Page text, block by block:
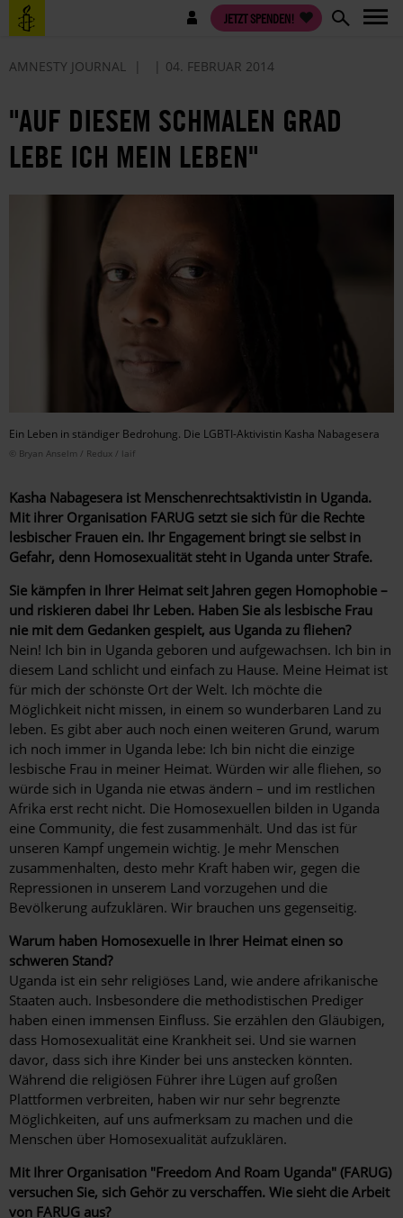
Direkt
zum
Benutzermenü JETZT SPENDEN!
AMNESTY JOURNAL 04. FEBRUAR 2014
"AUF DIESEM SCHMALEN GRAD
LEBE ICH MEIN LEBEN"
Ein Leben in ständiger Bedrohung. Die LGBTI-Aktivistin Kasha Nabagesera
© Bryan Anselm / Redux / laif
Kasha Nabagesera ist Menschenrechtsaktivistin in Uganda.
Mit ihrer Organisation FARUG setzt sie sich für die Rechte
lesbischer Frauen ein. Ihr Engagement bringt sie selbst in
Gefahr, denn Homosexualität steht in Uganda unter Strafe.
Sie kämpfen in Ihrer Heimat seit Jahren gegen Homophobie –
und riskieren dabei Ihr Leben. Haben Sie als lesbische Frau
nie mit dem Gedanken gespielt, aus Uganda zu fliehen?
Nein! Ich bin in Uganda geboren und aufgewachsen. Ich bin in
diesem Land schlicht und einfach zu Hause. Meine Heimat ist
für mich der schönste Ort der Welt. Ich möchte die
Möglichkeit nicht missen, in einem so wunderbaren Land zu
leben. Es gibt aber auch noch einen weiteren Grund, warum
ich noch immer in Uganda lebe: Ich bin nicht die einzige
lesbische Frau in meiner Heimat. Würden wir alle fliehen, so
würde sich in Uganda nie etwas ändern – und im restlichen
Afrika erst recht nicht. Die Homosexuellen bilden in Uganda
eine Community, die fest zusammenhält. Und das ist für
unseren Kampf ungemein wichtig. Je mehr Menschen
zusammenhalten, desto mehr Kraft haben wir, gegen die
Repressionen in unserem Land vorzugehen und die
Bevölkerung aufzuklären. Wir brauchen uns gegenseitig.
Warum haben Homosexuelle in Ihrer Heimat einen so
schweren Stand?
Uganda ist ein sehr religiöses Land, wie andere afrikanische
Staaten auch. Insbesondere die methodistischen Prediger
haben einen immensen Einfluss. Sie erzählen den Gläubigen,
dass Homosexualität eine Krankheit sei. Und sie warnen
davor, dass sich ihre Kinder bei uns anstecken könnten.
Während die religiösen Führer ihre Lügen auf großen
Plattformen verbreiten, haben wir nur sehr begrenzte
Möglichkeiten, auf uns aufmerksam zu machen und die
Menschen über Homosexualität aufzuklären.
Mit Ihrer Organisation "Freedom And Roam Uganda" (FARUG)
versuchen Sie, sich Gehör zu verschaffen. Wie sieht die Arbeit
von FARUG aus?